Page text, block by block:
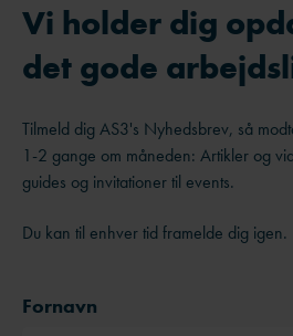
Vi holder dig
det gode
Tilmeld dig AS3's Nyhedsbrev, så
1-2 gange om måneden: Artikler og
guides og invitationer til events.
Du kan til enhver tid framelde dig igen.
Fornavn